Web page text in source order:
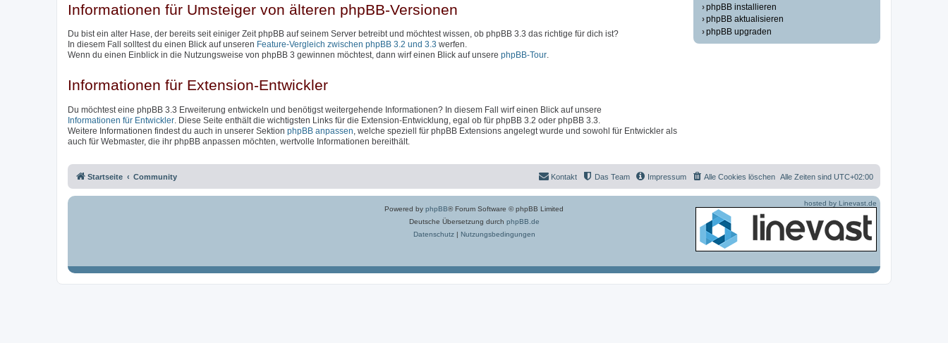
Informationen für Umsteiger von älteren phpBB-Versionen
Du bist ein alter Hase, der bereits seit einiger Zeit phpBB auf seinem Server betreibt und möchtest wissen, ob phpBB 3.3 das richtige für dich ist?
In diesem Fall solltest du einen Blick auf unseren Feature-Vergleich zwischen phpBB 3.2 und 3.3 werfen.
Wenn du einen Einblick in die Nutzungsweise von phpBB 3 gewinnen möchtest, dann wirf einen Blick auf unsere phpBB-Tour.
Informationen für Extension-Entwickler
Du möchtest eine phpBB 3.3 Erweiterung entwickeln und benötigst weitergehende Informationen? In diesem Fall wirf einen Blick auf unsere
Informationen für Entwickler . Diese Seite enthält die wichtigsten Links für die Extension-Entwicklung, egal ob für phpBB 3.2 oder phpBB 3.3.
Weitere Informationen findest du auch in unserer Sektion phpBB anpassen , welche speziell für phpBB Extensions angelegt wurde und sowohl für Entwickler als
auch für Webmaster, die ihr phpBB anpassen möchten, wertvolle Informationen bereithält.
phpBB installieren
phpBB aktualisieren
phpBB upgraden
Startseite Community Alle Zeiten sind UTC+02:00
Alle Cookies löschen
Impressum
Das Team
Kontakt
Powered by phpBB® Forum Software © phpBB Limited
Deutsche Übersetzung durch phpBB.de
Datenschutz| Nutzungsbedingungen
hosted by Linevast.de